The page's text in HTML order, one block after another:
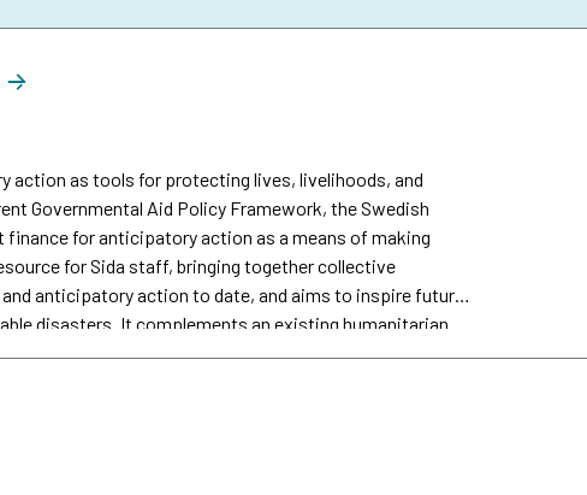
action as tools for protecting lives, livelihoods, and
Governmental Aid Policy Framework, the Swedish
for anticipatory action as a means of making
for Sida staff, bringing together collective
anticipatory action to date, and aims to inspire future
disasters. It complements an existing humanitarian